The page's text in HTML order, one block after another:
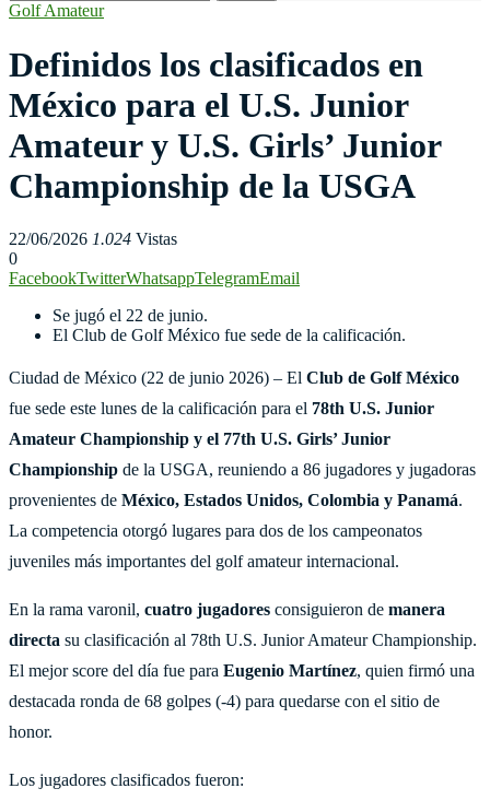
Golf Amateur
Definidos los clasificados en
México para el U.S. Junior
Amateur y U.S. Girls’ Junior
Championship de la USGA
22/06/2026 1.024 Vistas
0
FacebookTwitterWhatsappTelegramEmail
Se jugó el 22 de junio.
El Club de Golf México fue sede de la calificación.
Ciudad de México (22 de junio 2026) – El Club de Golf México
fue sede este lunes de la calificación para el 78th U.S. Junior
Amateur Championship y el 77th U.S. Girls’ Junior
Championship de la USGA, reuniendo a 86 jugadores y jugadoras
provenientes de México, Estados Unidos, Colombia y Panamá.
La competencia otorgó lugares para dos de los campeonatos
juveniles más importantes del golf amateur internacional.
En la rama varonil, cuatro jugadores consiguieron de manera
directa su clasificación al 78th U.S. Junior Amateur Championship.
El mejor score del día fue para Eugenio Martínez, quien firmó una
destacada ronda de 68 golpes (-4) para quedarse con el sitio de
honor.
Los jugadores clasificados fueron: